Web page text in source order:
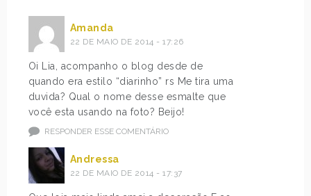
Amanda
22 DE MAIO DE 2014 - 17:26
Oi Lia, acompanho o blog desde de
quando era estilo “diarinho” rs Me tira uma
duvida? Qual o nome desse esmalte que
você esta usando na foto? Beijo!
RESPONDER ESSE COMENTÁRIO
Andressa
22 DE MAIO DE 2014 - 17:37